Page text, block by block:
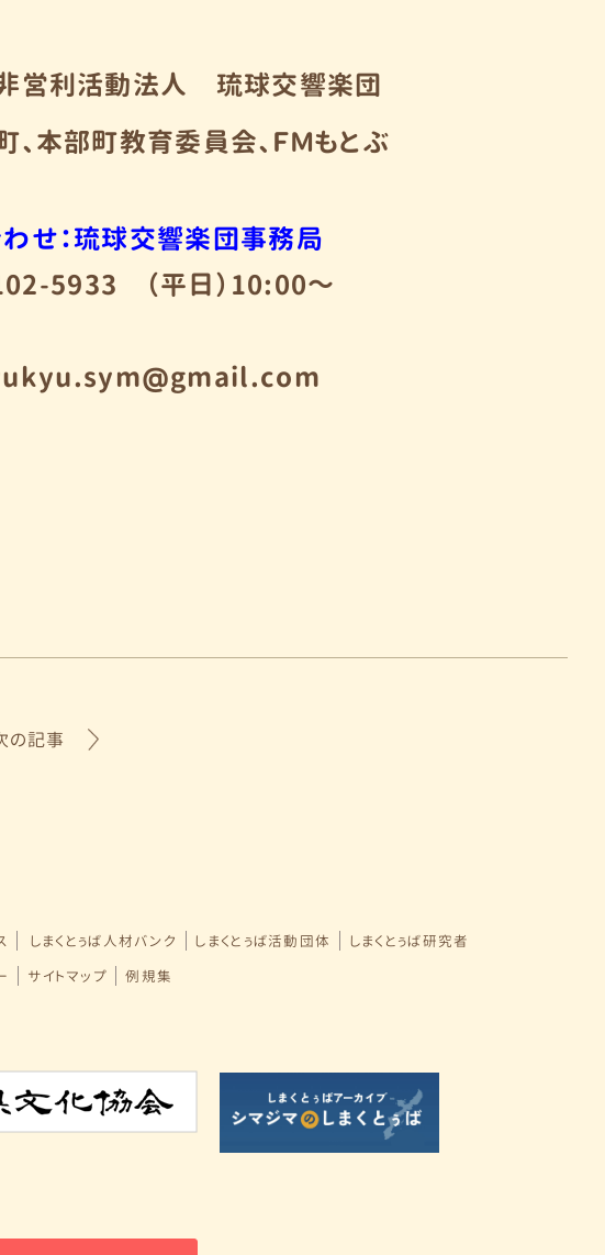
営利活動法人 琉球交響楽団
、本部町教育委員会、ＦＭもとぶ
せ：琉球交響楽団事務局
5933 （平日）10:00～
の記事
しまくとぅば人材バンク しまくとぅば活動団体
しまくとぅば研究者
サイトマップ 例規集